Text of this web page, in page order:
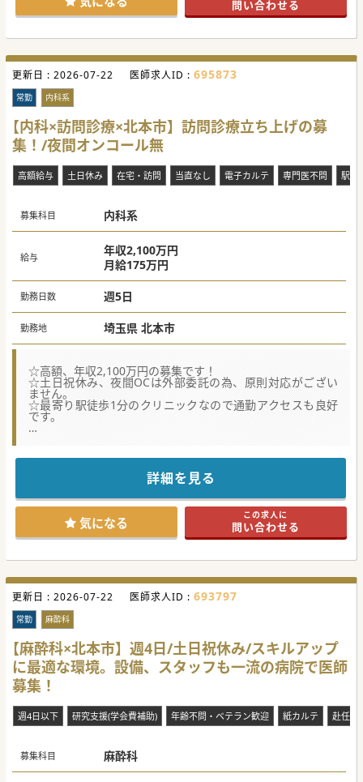
#秋入職可
問い合わせる
更新日 : 2026-07-22 医師求人ID : 695873
常勤 内科系
【内科×訪問診療×北本市】訪問診療立ち上げの募
集！/夜間オンコール無
高額給与 土日休み 在宅・訪問 当直なし 電子カルテ 専門医不問 駅チ
募集科目 内科系
給与
年収2,100万円
月給175万円
勤務日数 週5日
勤務地 埼玉県 北本市
☆高額、年収2,100万円の募集です！
☆土日祝休み、夜間OCは外部委託の為、原則対応がござい
ません。
☆最寄り駅徒歩1分のクリニックなので通勤アクセスも良好
です。
す。
通院困難な患者様の診療をおまかせいたします。
新規立ち上げの為、ご勤務についてのご希望も相談可能で
す。
まずはお問合せ下さい。
#秋入職可
詳細を見る
気になる この求人に
問い合わせる
更新日 : 2026-07-22 医師求人ID : 693797
常勤 麻酔科
【麻酔科×北本市】週4日/土日祝休み/スキルアップ
に最適な環境。設備、スタッフも一流の病院で医師
募集！
週4日以下 研究支援(学会費補助) 年齢不問・ベテラン歓迎 紙カルテ 赴任手
募集科目 麻酔科